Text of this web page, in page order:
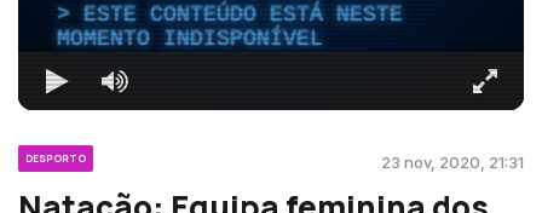
ESTE CONTEÚDO ESTÁ NESTE
MOMENTO INDISPONÍVEL
DESPORTO 23 nov, 2020, 21:31